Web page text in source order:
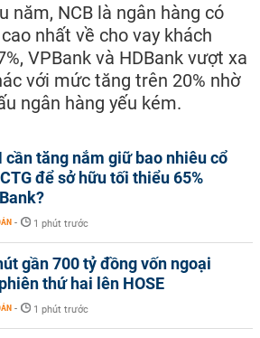
năm, NCB là ngân hàng có
nhất về cho vay khách
VPBank và HDBank vượt xa
với mức tăng trên 20% nhờ
ngân hàng yếu kém.
cần tăng nắm giữ bao nhiêu cổ
để sở hữu tối thiểu 65%
- 1 phút trước
gần 700 tỷ đồng vốn ngoại
thứ hai lên HOSE
- 1 phút trước